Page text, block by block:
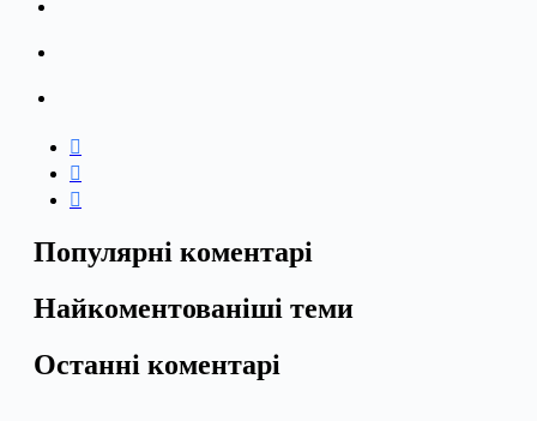
Популярні коментарі
Найкоментованіші теми
Останні коментарі